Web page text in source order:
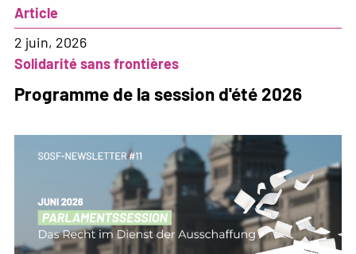
Article
2 juin, 2026
Solidarité sans frontières
Programme de la session d'été 2026